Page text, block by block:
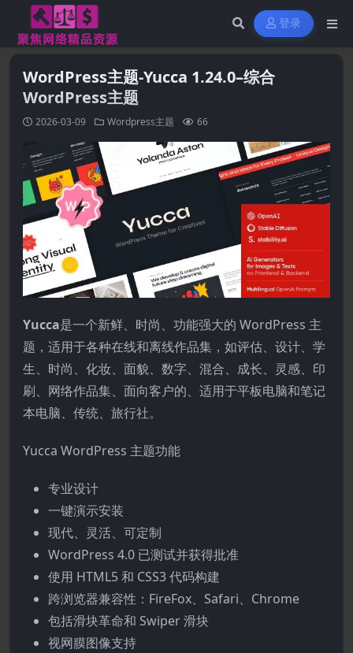
登录
WordPress主题-Yucca 1.24.0–综合
WordPress主题
2026-03-09 Wordpress主题 66
Yucca是一个新鲜、时尚、功能强大的 WordPress 主
题，适用于各种在线和离线作品集，如评估、设计、学
生、时尚、化妆、面貌、数字、混合、成长、灵感、印
刷、网络作品集、面向客户的、适用于平板电脑和笔记
本电脑、传统、旅行社。
Yucca WordPress 主题功能
专业设计
一键演示安装
现代、灵活、可定制
WordPress 4.0 已测试并获得批准
使用 HTML5 和 CSS3 代码构建
跨浏览器兼容性：FireFox、Safari、Chrome
包括滑块革命和 Swiper 滑块
视网膜图像支持